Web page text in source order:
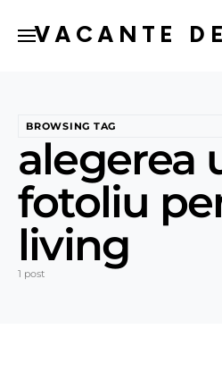
VACANTE
BROWSING TAG
alegerea
fotoliu
living
1 post